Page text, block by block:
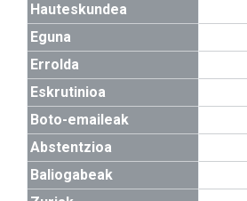
Hauteskundea
Eguna
Errolda
Eskrutinioa
Boto-emaileak
Abstentzioa
Baliogabeak